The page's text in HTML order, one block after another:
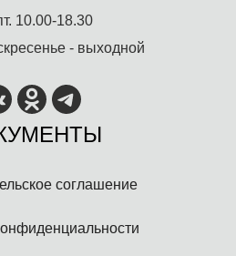
10.00-18.30
- выходной
соглашение